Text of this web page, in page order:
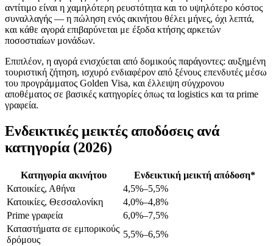
αντίτιμο είναι η χαμηλότερη ρευστότητα και το υψηλότερο κόστος
συναλλαγής — η πώληση ενός ακινήτου θέλει μήνες, όχι λεπτά,
και κάθε αγορά επιβαρύνεται με έξοδα κτήσης αρκετών
ποσοστιαίων μονάδων.
Επιπλέον, η αγορά ενισχύεται από δομικούς παράγοντες: αυξημένη
τουριστική ζήτηση, ισχυρό ενδιαφέρον από ξένους επενδυτές μέσω
του προγράμματος Golden Visa, και έλλειψη σύγχρονου
αποθέματος σε βασικές κατηγορίες όπως τα logistics και τα prime
γραφεία.
Ενδεικτικές μεικτές αποδόσεις ανά
κατηγορία (2026)
Κατηγορία ακινήτου
Ενδεικτική μεικτή απόδοση*
Κατοικίες, Αθήνα
4,5%–5,5%
Κατοικίες, Θεσσαλονίκη
4,0%–4,8%
Prime γραφεία
6,0%–7,5%
Καταστήματα σε εμπορικούς
δρόμους
5,5%–6,5%